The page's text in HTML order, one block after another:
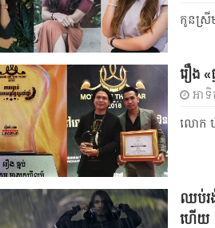
កូនស្រី
រឿង «
អាទិ
លោក
ឈប់រ
ហើយ